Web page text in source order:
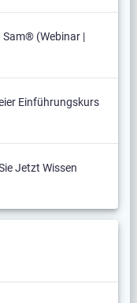
Sam® (Webinar |
Einführungskurs
Jetzt Wissen